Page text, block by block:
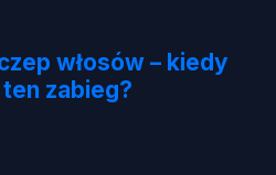
włosów – kiedy
zabieg?